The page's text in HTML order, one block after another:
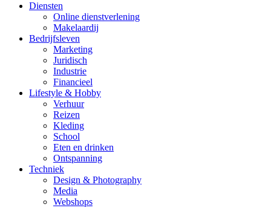
Diensten
Online dienstverlening
Makelaardij
Bedrijfsleven
Marketing
Juridisch
Industrie
Financieel
Lifestyle & Hobby
Verhuur
Reizen
Kleding
School
Eten en drinken
Ontspanning
Techniek
Design & Photography
Media
Webshops